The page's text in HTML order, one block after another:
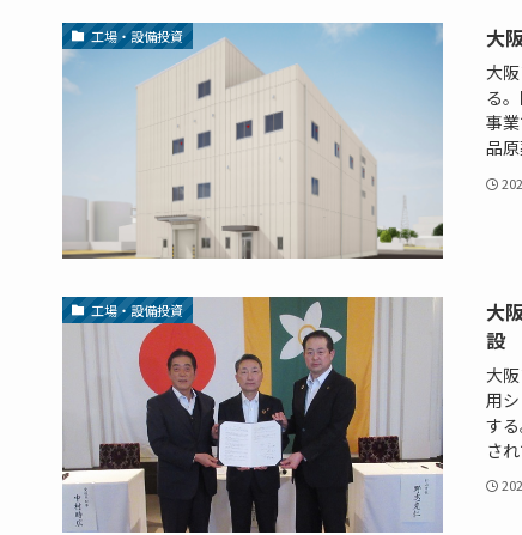
工場・設備投資 大
大
る
事
品
工場・設備投資
大
設
大
用
す
さ